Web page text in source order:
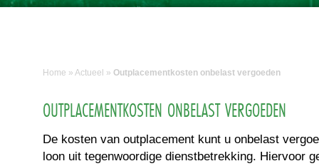
Home » Actueel » Outplacementkosten onbelast vergoeden
OUTPLACEMENTKOSTEN ONBELAST VERGOEDEN
De kosten van outplacement kunt u onbelast
loon uit tegenwoordige dienstbetrekking. Hiervoor